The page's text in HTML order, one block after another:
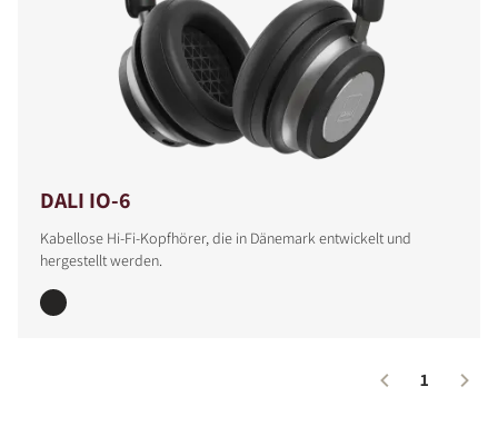
DALI IO-6
Kabellose Hi-Fi-Kopfhörer, die in Dänemark entwickelt und
hergestellt werden.
1